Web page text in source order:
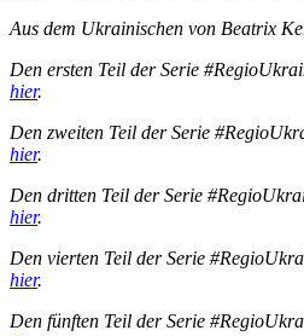
Aus dem Ukrainischen von Beatrix
Den ersten Teil der Serie
hier.
Den zweiten Teil der Serie
hier.
Den dritten Teil der Serie
hier.
Den vierten Teil der Serie
hier.
Den fünften Teil der Serie